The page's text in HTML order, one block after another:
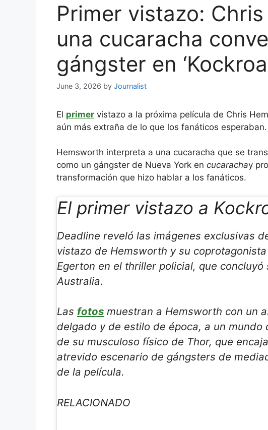
Primer vistazo:
una cucaracha
gángster en
June 3, 2026 by Journalist
El primer vistazo a la próxima película de Chris
aún más extraña de lo que los fanáticos esperaban.
Hemsworth interpreta a una cucaracha que se
como un gángster de Nueva York en cucarachay
transformación que hizo hablar a los fanáticos.
El primer vistazo a
Deadline reveló las imágenes exclusivas
vistazo de Hemsworth y su coprotagonista
Egerton en el thriller policial, que concluyó
Australia.
Las fotos muestran a Hemsworth con un
delgado y de estilo de época, a un mundo
de su musculoso físico de Thor, que
atrevido escenario de gángsters de
de la película.
RELACIONADO